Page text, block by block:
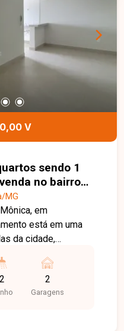
V
sendo 1
no bairro
MG
MG
em
está em uma
da cidade,
com
escolas,
ampla variedade
2 2
Garagens